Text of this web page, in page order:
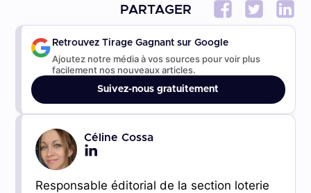
PARTAGER
Retrouvez Tirage Gagnant sur Google
Ajoutez notre média à vos sources pour voir plus
facilement nos nouveaux articles.
Suivez-nous gratuitement
Céline Cossa
Responsable éditorial de la section loterie